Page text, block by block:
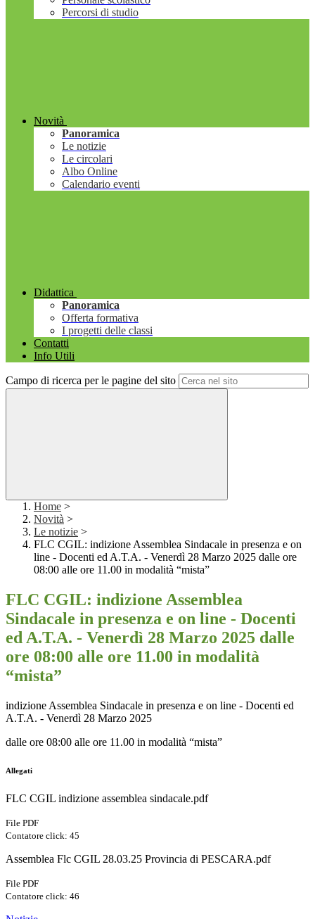
Percorsi di studio
Novità
Panoramica
Le notizie
Le circolari
Albo Online
Calendario eventi
Didattica
Panoramica
Offerta formativa
I progetti delle classi
Contatti
Info Utili
Campo di ricerca per le pagine del sito
Home >
Novità >
Le notizie >
FLC CGIL: indizione Assemblea Sindacale in presenza e on
line - Docenti ed A.T.A. - Venerdì 28 Marzo 2025 dalle ore
08:00 alle ore 11.00 in modalità “mista”
FLC CGIL: indizione Assemblea
Sindacale in presenza e on line - Docenti
ed A.T.A. - Venerdì 28 Marzo 2025 dalle
ore 08:00 alle ore 11.00 in modalità
“mista”
indizione Assemblea Sindacale in presenza e on line - Docenti ed
A.T.A. - Venerdì 28 Marzo 2025
dalle ore 08:00 alle ore 11.00 in modalità “mista”
Allegati
FLC CGIL indizione assemblea sindacale.pdf
File PDF
Contatore click: 45
Assemblea Flc CGIL 28.03.25 Provincia di PESCARA.pdf
File PDF
Contatore click: 46